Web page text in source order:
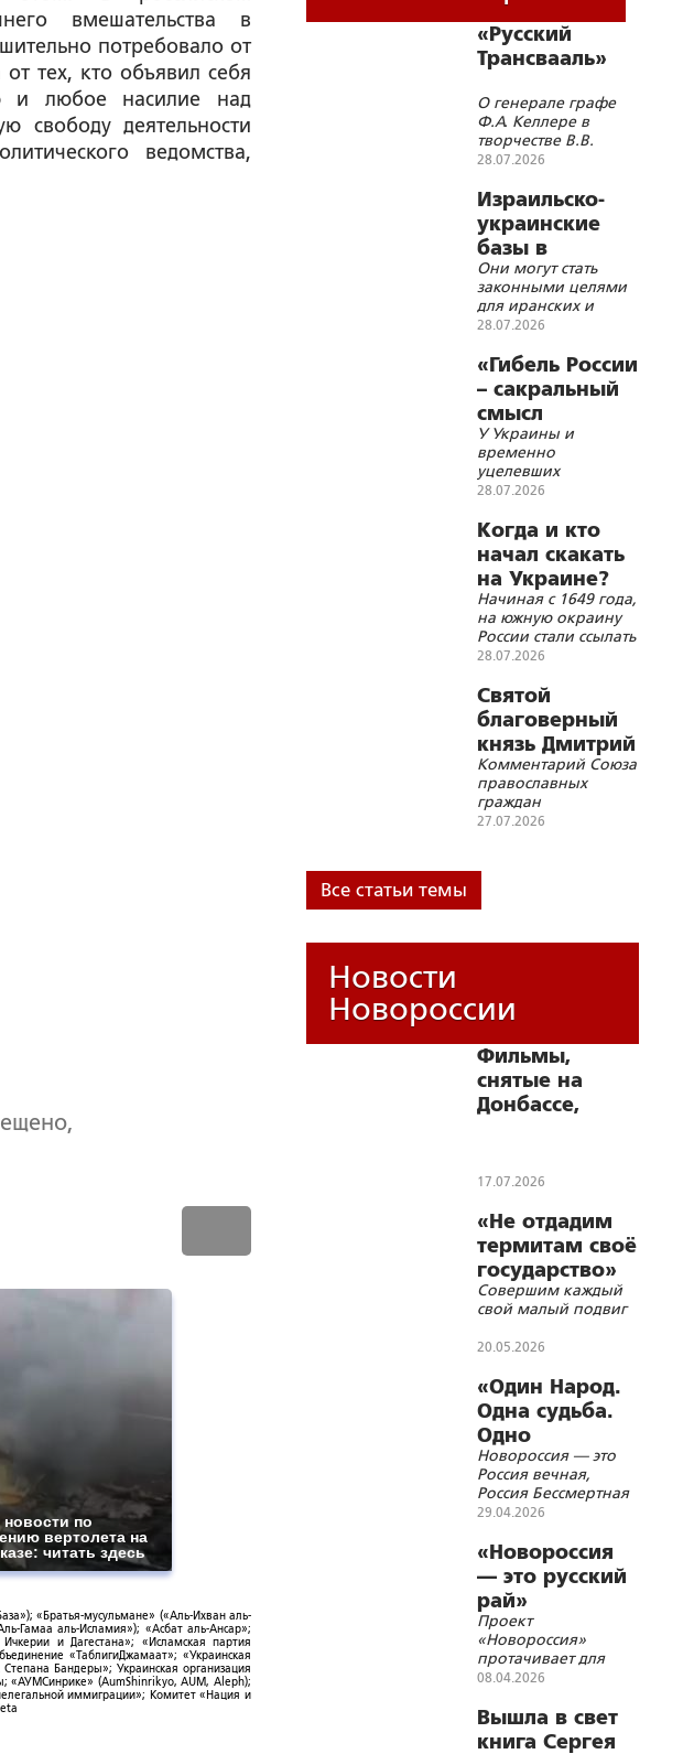
вмешательства в
потребовало от
тех, кто объявил себя
и любое насилие над
свободу деятельности
ведомства,
новости по
вертолета на
читать здесь
«Братья-мусульмане» («Аль-Ихван аль-
Гамаа аль-Исламия»); «Асбат аль-Ансар»;
и Дагестана»; «Исламская партия
«ТаблигиДжамаат»; «Украинская
Бандеры»; Украинская организация
«АУМСинрике» (AumShinrikyo, AUM, Aleph);
иммиграции»; Комитет «Нация и
«Русский
Трансвааль»
О генерале графе
Ф.А. Келлере в
творчестве В.В.
Набокова. Диалог с
28.07.2026
Израильско-
украинские
базы в
Азербайджане
Они могут стать
законными целями
для иранских и
российских ракет
28.07.2026
«Гибель России
– сакральный
смысл
украинства»
У Украины и
временно
уцелевших
украинцев нет
существования
28.07.2026
Когда и кто
начал скакать
на Украине?
Начиная с 1649 года,
на южную окраину
России стали ссылать
опальных людей –
любителей
бесчинного
скакания и плясания
28.07.2026
Святой
благоверный
князь Дмитрий
Донской и «дух
Анкориджа»
Комментарий Союза
православных
граждан
27.07.2026
Все статьи темы
Новости
Новороссии
Фильмы,
снятые на
Донбассе,
17.07.2026
«Не отдадим
термитам своё
государство»
Совершим каждый
свой малый подвиг
20.05.2026
«Один Народ.
Одна судьба.
Одно
бессмертие»
Новороссия — это
Россия вечная,
Россия Бессмертная
29.04.2026
«Новороссия
— это русский
рай»
Проект
«Новороссия»
протачивает для
Русской Истории
08.04.2026
Вышла в свет
книга Сергея